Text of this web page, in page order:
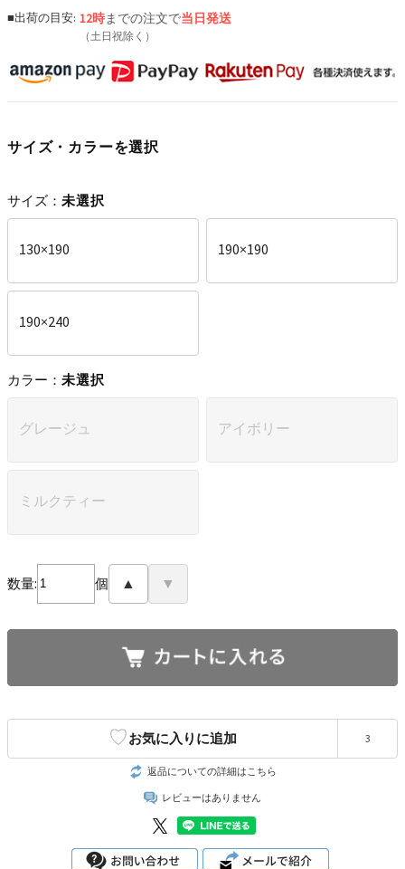
■出荷の目安: 12時までの注文で当日発送
（土日祝除く）
サイズ・カラーを選択
サイズ： 未選択
130×190 190×190
190×240
カラー： 未選択
グレージュ アイボリー
ミルクティー
数量: 個 ▲ ▼
♡お気に入りに追加 3
返品についての詳細はこちら
レビューはありません